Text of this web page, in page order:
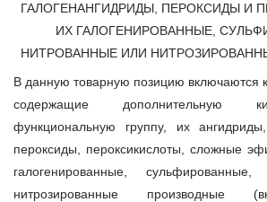
ГАЛОГЕНАНГИДРИДЫ, ПЕРОКСИДЫ И
ИХ ГАЛОГЕНИРОВАННЫЕ,
НИТРОВАННЫЕ ИЛИ
В данную товарную позицию включаются
содержащие дополнительную
функциональную группу, их ангидриды,
пероксиды, пероксикислоты, сложные
галогенированные,
нитрозированные производные